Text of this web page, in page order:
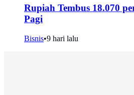
Rupiah Tembus 18.070
Pagi
Bisnis•9 hari lalu